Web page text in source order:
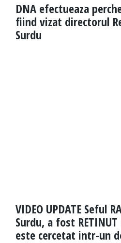
DNA efectueaza
fiind vizat directorul
Surdu
VIDEO UPDATE Seful
Surdu, a fost
este cercetat intr-un